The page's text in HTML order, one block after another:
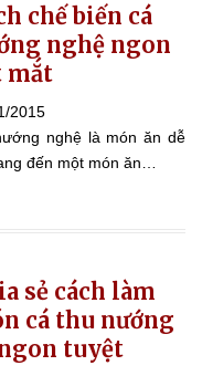
chế biến cá
nghệ ngon
mắt
2015
nghệ là món ăn dễ
đến một món ăn…
sẻ cách làm
cá thu nướng
tuyệt